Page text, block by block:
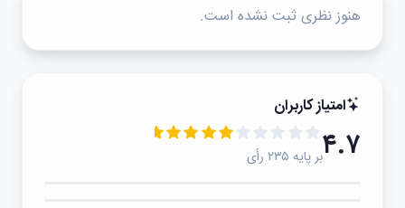
هنوز نظری ثبت نشده است.
امتیاز کاربران
۴.۷بر پایه ۲۳۵ رأی